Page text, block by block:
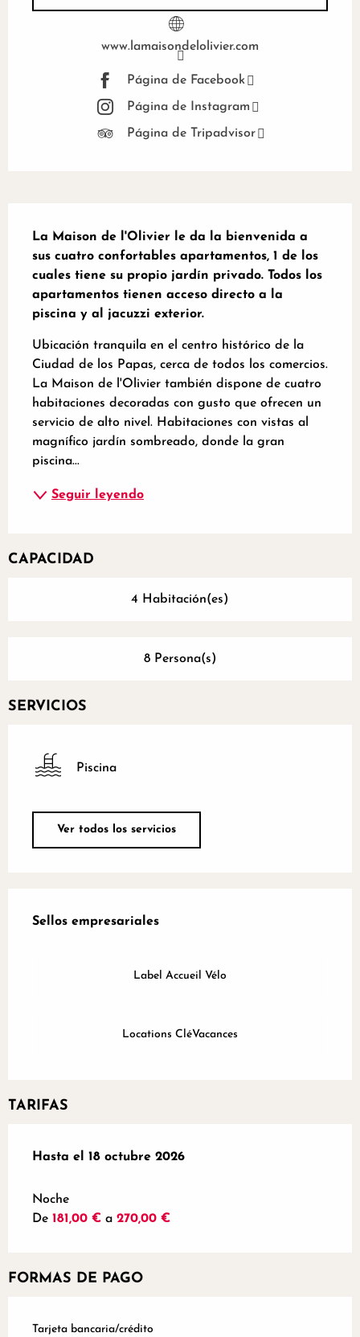
www.lamaisondelolivier.com
Página de Facebook
Página de Instagram
Página de Tripadvisor
La Maison de l'Olivier le da la bienvenida a
sus cuatro confortables apartamentos, 1 de los
cuales tiene su propio jardín privado. Todos los
apartamentos tienen acceso directo a la
piscina y al jacuzzi exterior.
Ubicación tranquila en el centro histórico de la
Ciudad de los Papas, cerca de todos los comercios.
La Maison de l'Olivier también dispone de cuatro
habitaciones decoradas con gusto que ofrecen un
servicio de alto nivel. Habitaciones con vistas al
magnífico jardín sombreado, donde la gran
piscina...
Seguir leyendo
CAPACIDAD
4 Habitación(es)
8 Persona(s)
SERVICIOS
Piscina
Ver todos los servicios
Sellos empresariales
Sellos empresariales
Label Accueil Vélo
Locations CléVacances
TARIFAS
Desde 1 enero 2026hasta
Hasta el 18 octubre 2026
Noche
De 181,00 € a 270,00 €
FORMAS DE PAGO
Tarjeta bancaria/crédito